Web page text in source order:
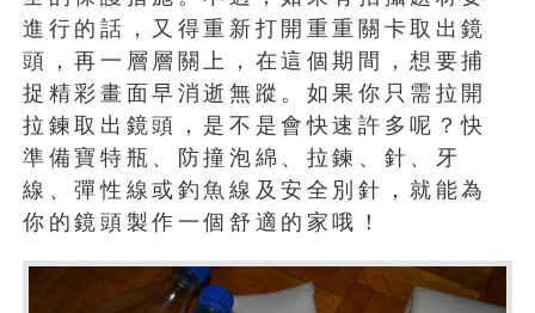
進行的話，又得重新打開重重關卡取出鏡
頭，再一層層關上，在這個期間，想要捕
捉精彩畫面早消逝無蹤。如果你只需拉開
拉鍊取出鏡頭，是不是會快速許多呢？快
準備寶特瓶、防撞泡綿、拉鍊、針、牙
線、彈性線或釣魚線及安全別針，就能為
你的鏡頭製作一個舒適的家哦！